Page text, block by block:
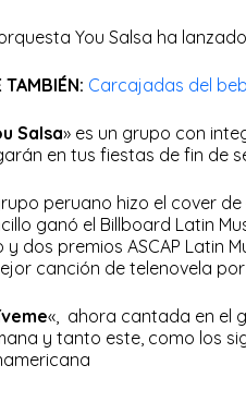
You Salsa ha
TAMBIÉN: Carcajadas del
Salsa» es un grupo con
en tus fiestas de fin de
peruano hizo el cover
ganó el Billboard Latin
y dos premios ASCAP Latin
canción de telenovela
«, ahora cantada en el
y tanto este, como los